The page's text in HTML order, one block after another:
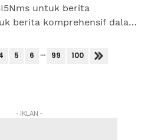
untuk berita
berita komprehensif dalam
dan ikuti semua
5 6 ... 99 100
- IKLAN -